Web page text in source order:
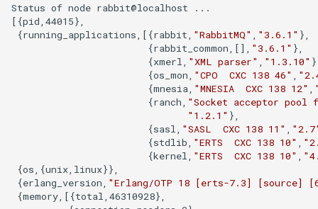
Docker login 登陆远程仓库
Docker 操作系统级虚拟化技
术
service failed
VMware ESXi 虚拟机分配超
VMware ESXi 配置SNMP服务
VMware ESXi 设置虚拟机自
启动
Status of node rabbit@localhost ...
[{pid,44015},
{running_applications,[{rabbit, "RabbitMQ" , "3.6.1" },
                        {rabbit_common,[],
"3.6.1" },
                        {xmerl,
"XML parser" , "1.3.10"
                        {os_mon,
"CPO  CXC 138 46" ,
                        {mnesia,
"MNESIA  CXC 138 12" ,
                        {ranch,
"Socket acceptor pool
"1.2.1" },
                        {sasl,
"SASL  CXC 138 11" ,
                        {stdlib,
"ERTS  CXC 138 10" ,
                        {kernel,
"ERTS  CXC 138 10" ,
{os,{unix,linux}},
{erlang_version, "Erlang/OTP 18 [erts-7.3]
{memory,[{total,46310928},